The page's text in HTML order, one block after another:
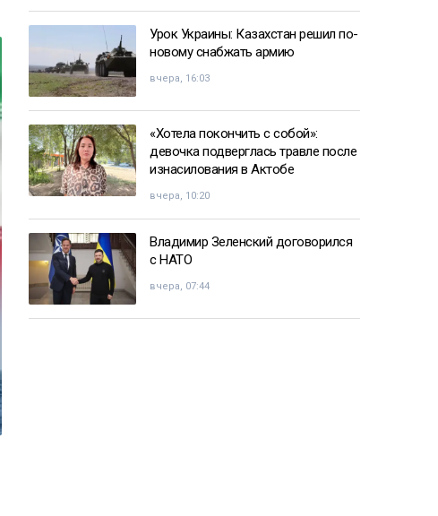
Урок Украины: Казахстан решил по-
новому снабжать армию
вчера, 16:03
«Хотела покончить с собой»:
девочка подверглась травле после
изнасилования в Актобе
вчера, 10:20
Владимир Зеленский договорился
с НАТО
вчера, 07:44